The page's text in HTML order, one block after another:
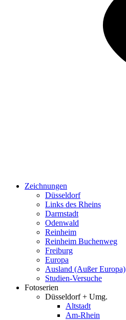
Zeichnungen
Düsseldorf
Links des Rheins
Darmstadt
Odenwald
Reinheim
Reinheim Buchenweg
Freiburg
Europa
Ausland (Außer Europa)
Studien-Versuche
Fotoserien
Düsseldorf + Umg.
Altstadt
Am-Rhein